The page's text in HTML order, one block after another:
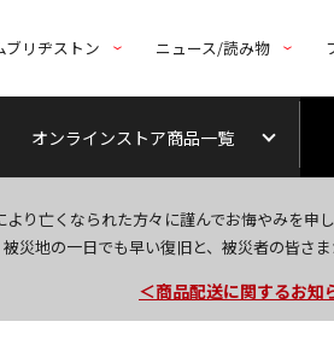
ブリヂストン ニュース/読み物
オンラインストア商品一覧
り亡くなられた方々に謹んでお悔やみを申
被災地の一日でも早い復旧と、被災者の皆さ
今なら新規会員登録で
＜商品配送に関するお知
＜夏季休暇中のご注文・